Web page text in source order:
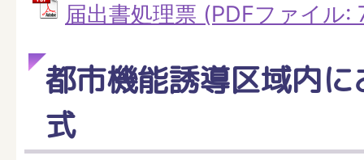
届出書処理票 (PDFファイル:
都市機能誘導区域内
式